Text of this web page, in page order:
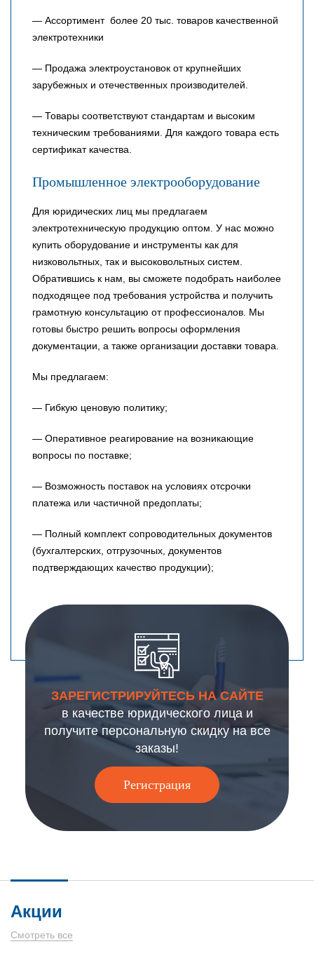
— Ассортимент более 20 тыс. товаров качественной
электротехники
— Продажа электроустановок от крупнейших
зарубежных и отечественных производителей.
— Товары соответствуют стандартам и высоким
техническим требованиями. Для каждого товара есть
сертификат качества.
Промышленное электрооборудование
Для юридических лиц мы предлагаем
электротехническую продукцию оптом. У нас можно
купить оборудование и инструменты как для
низковольтных, так и высоковольтных систем.
Обратившись к нам, вы сможете подобрать наиболее
подходящее под требования устройства и получить
грамотную консультацию от профессионалов. Мы
готовы быстро решить вопросы оформления
документации, а также организации доставки товара.
Мы предлагаем:
— Гибкую ценовую политику;
— Оперативное реагирование на возникающие
вопросы по поставке;
— Возможность поставок на условиях отсрочки
платежа или частичной предоплаты;
— Полный комплект сопроводительных документов
(бухгалтерских, отгрузочных, документов
подтверждающих качество продукции);
ЗАРЕГИСТРИРУЙТЕСЬ НА САЙТЕ
в качестве юридического лица и
получите персональную скидку на все
заказы!
Регистрация
Акции
Смотреть все